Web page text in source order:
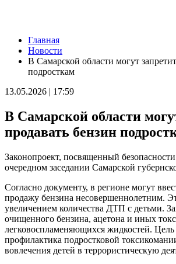
Украли мошенники: пенсионеру из
тысяч рублей
05.08.2026 | 22:33
Повторно сел за руль пьяным: житель
05.08.2026 | 22:30
отопительному сезону
05.08.2026 | 22:26
"Самарский движ": подборка мероприятий
Жителей Жигулевска приглашают на
онколога и дерматолога
Самарские спортсмены завоевали медали
по гребле на байдарках и каноэ
05.08.2026 | 20:02
В Тольятти стартуют бесплатные курсы
05.08.2026 | 19:11
Канатную дорогу строят в Поволжье
05.08.2026 | 18:55
Главная
Новости
В Самарской области могут
подросткам
13.05.2026 | 17:59
В Самарской области
продавать бензин
Законопроект, посвященный
очередном заседании Самарской
Согласно документу, в регионе могут
продажу бензина несовершеннолетним.
увеличением количества ДТП с детьми.
очищенного бензина, ацетона и иных
легковоспламеняющихся жидкостей. Цель
профилактика подростковой
вовлечения детей в террористическую